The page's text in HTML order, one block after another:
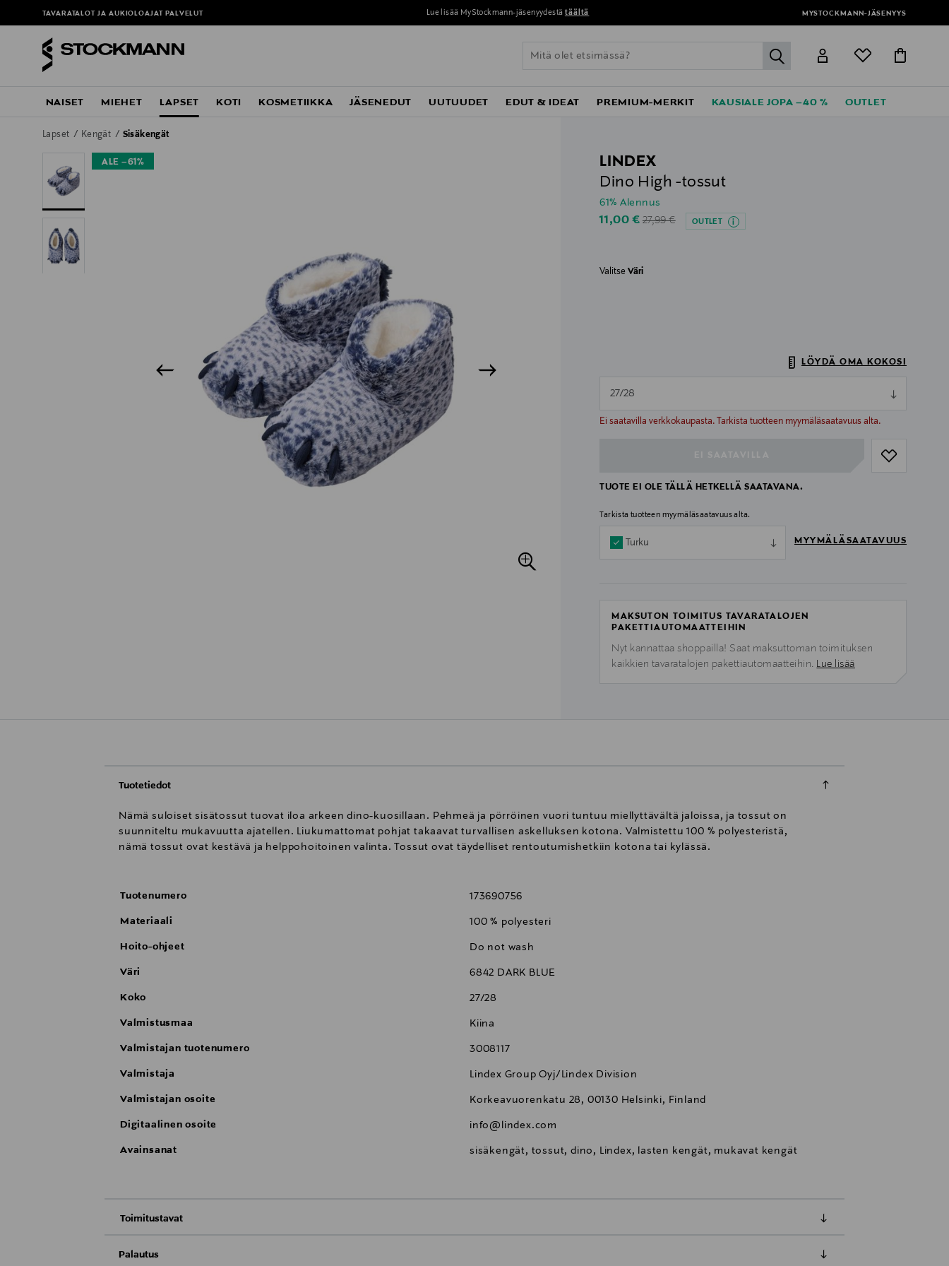
TAVARATALOT JA AUKIOLOAJAT PALVELUT Lue lisää MyStockmann-jäsenyydestä täältä MYSTOCKMANN-JÄSENYYS
label.header.go
NAISET MIEHET LAPSET KOTI KOSMETIIKKA JÄSENEDUT UUTUUDET EDUT & IDEAT PREMIUM-MERKIT KAUSIALE JOPA –40 % OUTLET
Lapset Kengät Sisäkengät
ALE –61%
LINDEX
Dino High -tossut
61% Alennus
Discounted Price
11,00 € Original Price
27,99 € OUTLET
ValitseVäri
LÖYDÄ OMA KOKOSI
27/28
Ei saatavilla verkkokaupasta. Tarkista tuotteen myymäläsaatavuus alta.
null
TUOTE EI OLE TÄLLÄ HETKELLÄ SAATAVANA.
Tarkista tuotteen myymäläsaatavuus alta.
Turku MYYMÄLÄSAATAVUUS
MAKSUTON TOIMITUS TAVARATALOJEN
PAKETTIAUTOMAATTEIHIN
Nyt kannattaa shoppailla! Saat maksuttoman toimituksen
kaikkien tavaratalojen pakettiautomaatteihin. Lue lisää
Tuotetiedot
Nämä suloiset sisätossut tuovat iloa arkeen dino-kuosillaan. Pehmeä ja pörröinen vuori tuntuu miellyttävältä jaloissa, ja tossut on
suunniteltu mukavuutta ajatellen. Liukumattomat pohjat takaavat turvallisen askelluksen kotona. Valmistettu 100 % polyesteristä,
nämä tossut ovat kestävä ja helppohoitoinen valinta. Tossut ovat täydelliset rentoutumishetkiin kotona tai kylässä.
Tuotenumero 173690756
Materiaali 100 % polyesteri
Hoito-ohjeet Do not wash
Väri 6842 DARK BLUE
Koko 27/28
Valmistusmaa Kiina
Valmistajan tuotenumero 3008117
Valmistaja Lindex Group Oyj/Lindex Division
Valmistajan osoite Korkeavuorenkatu 28, 00130 Helsinki, Finland
Digitaalinen osoite info@lindex.com
Avainsanat sisäkengät, tossut, dino, Lindex, lasten kengät, mukavat kengät
Toimitustavat
Palautus